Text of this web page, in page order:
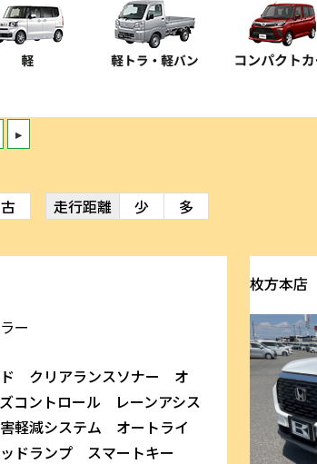
▸
古 走行距離 少 多
ー
ド クリアランスソナー オ
コントロール レーンアシス
軽減システム オートライ
ドランプ スマートキー
枚方本店